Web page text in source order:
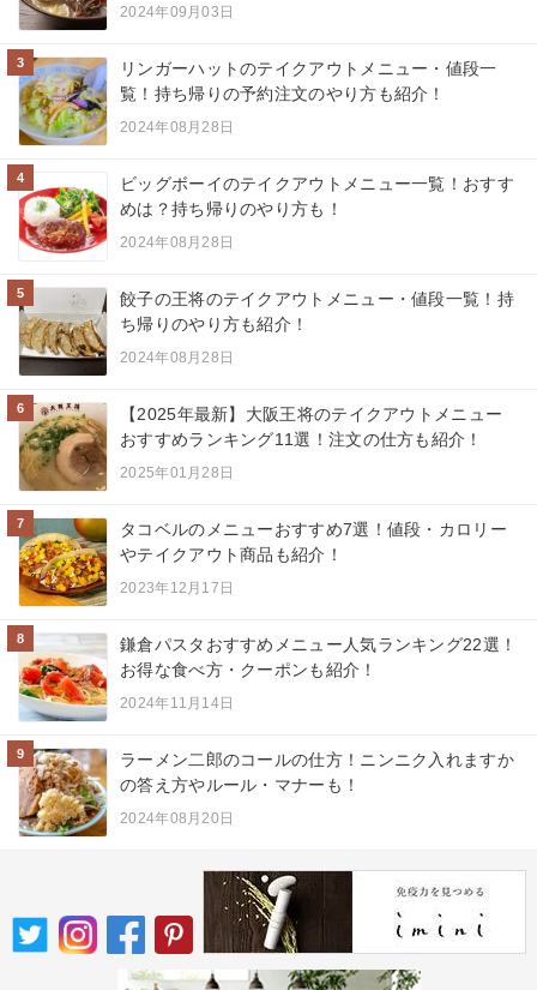
2024年09月03日
3
リンガーハットのテイクアウトメニュー・値段一
覧！持ち帰りの予約注文のやり方も紹介！
2024年08月28日
4
ビッグボーイのテイクアウトメニュー一覧！おすす
めは？持ち帰りのやり方も！
2024年08月28日
5
餃子の王将のテイクアウトメニュー・値段一覧！持
ち帰りのやり方も紹介！
2024年08月28日
6
【2025年最新】大阪王将のテイクアウトメニュー
おすすめランキング11選！注文の仕方も紹介！
2025年01月28日
7
タコベルのメニューおすすめ7選！値段・カロリー
やテイクアウト商品も紹介！
2023年12月17日
8
鎌倉パスタおすすめメニュー人気ランキング22選！
お得な食べ方・クーポンも紹介！
2024年11月14日
9
ラーメン二郎のコールの仕方！ニンニク入れますか
の答え方やルール・マナーも！
2024年08月20日